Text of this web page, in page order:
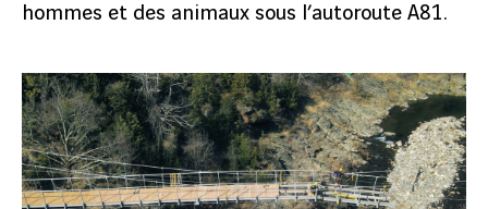
hommes et des animaux sous l’autoroute A81.